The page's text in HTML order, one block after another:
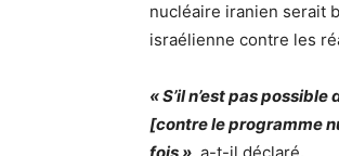
nucléaire iranien serait
israélienne contre les
« S’il n’est pas
[contre le programme